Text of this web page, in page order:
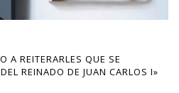
A REITERARLES QUE SE
REINADO DE JUAN CARLOS I»